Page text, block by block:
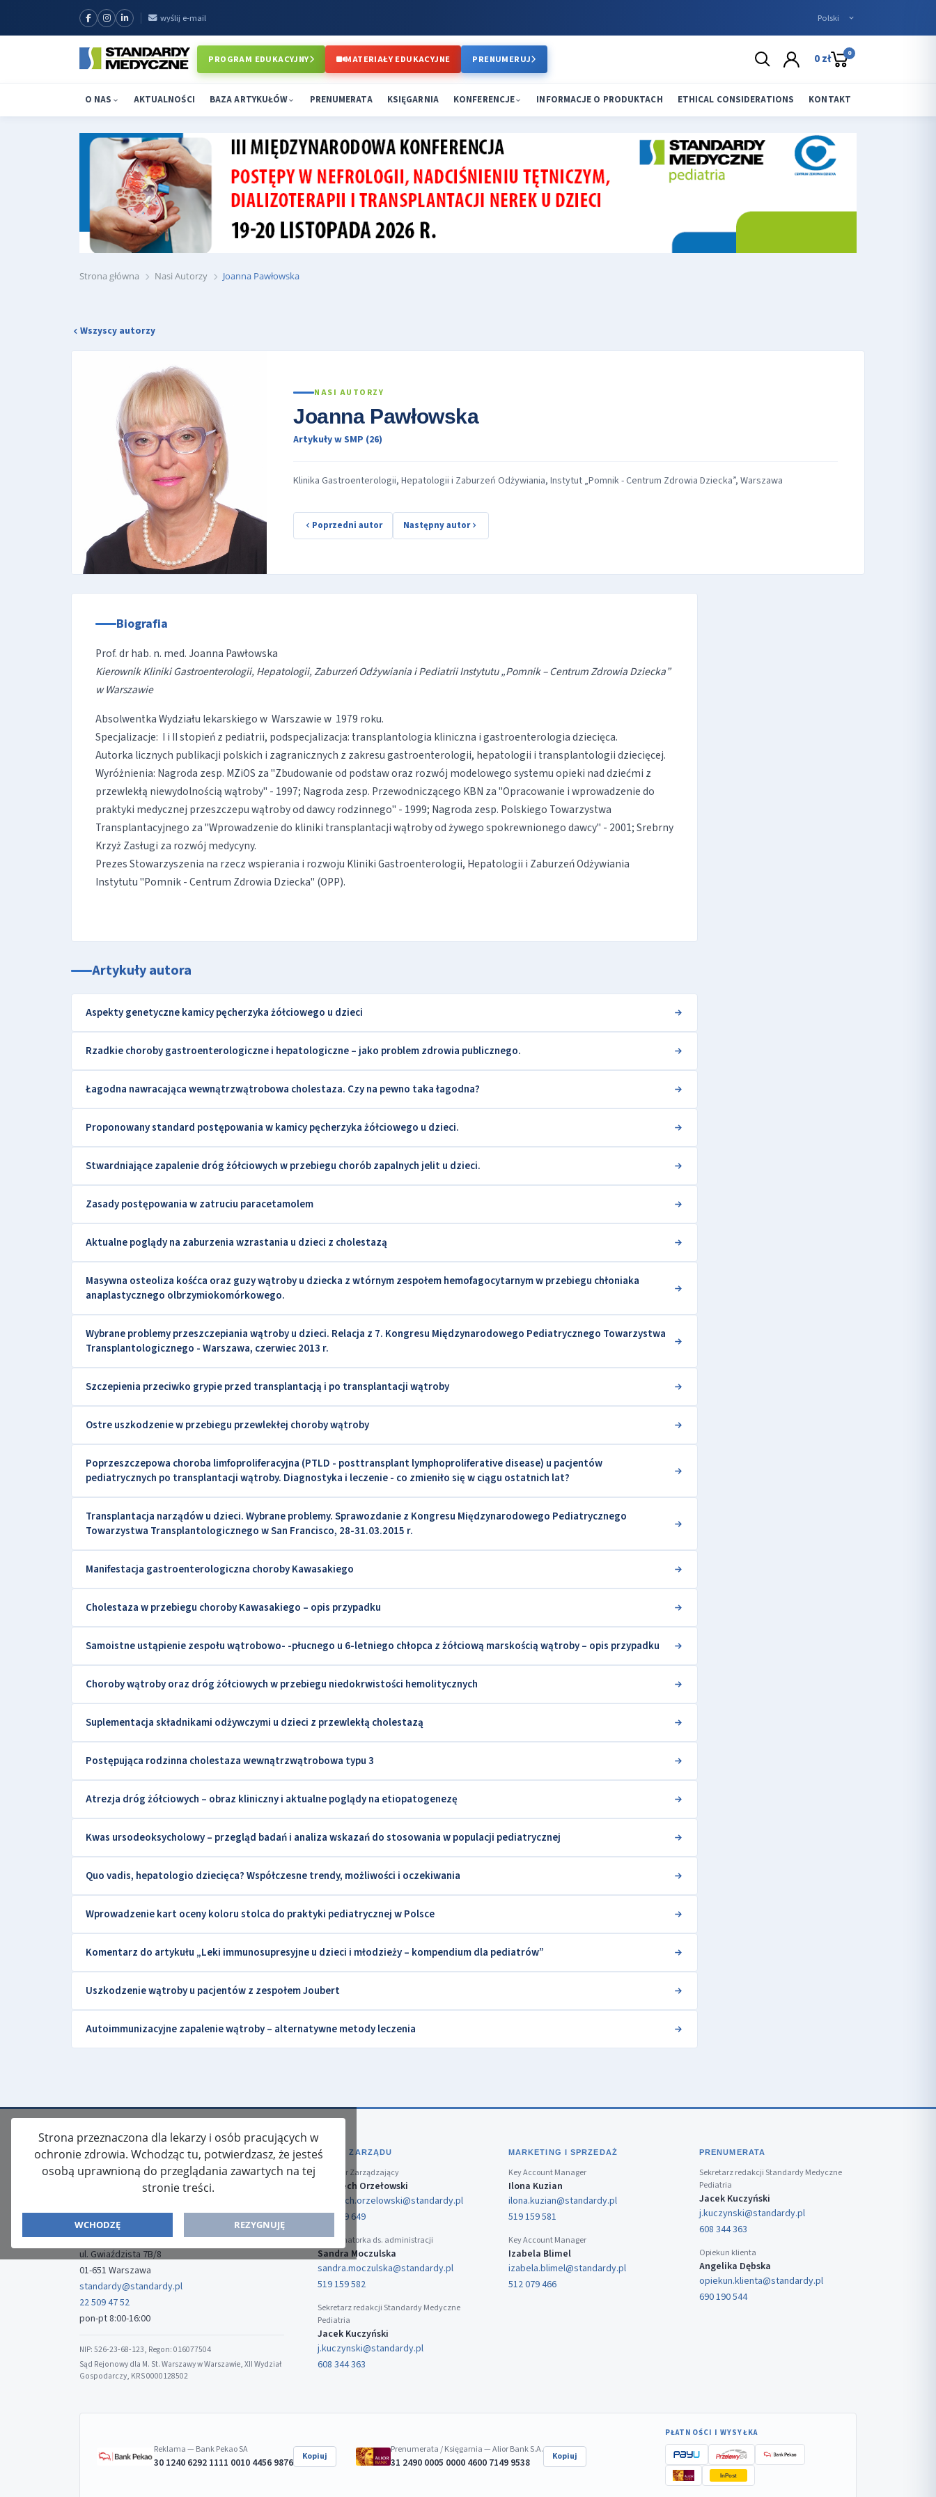
wyślij e-mail
PROGRAM EDUKACYJNY MATERIAŁY EDUKACYJNE PRENUMERUJ 0 zł 0
O NAS AKTUALNOŚCI BAZA ARTYKUŁÓW PRENUMERATA KSIĘGARNIA KONFERENCJE INFORMACJE O PRODUKTACH ETHICAL CONSIDERATIONS KONTAKT
Strona główna Nasi Autorzy Joanna Pawłowska
Wszyscy autorzy
NASI AUTORZY
Joanna Pawłowska
Artykuły w SMP (26)
Klinika Gastroenterologii, Hepatologii i Zaburzeń Odżywiania, Instytut „Pomnik - Centrum Zdrowia Dziecka”, Warszawa
Poprzedni autor Następny autor
Biografia
Prof. dr hab. n. med. Joanna Pawłowska
Kierownik Kliniki Gastroenterologii, Hepatologii, Zaburzeń Odżywiania i Pediatrii Instytutu „Pomnik – Centrum Zdrowia Dziecka”
w Warszawie
Absolwentka Wydziału lekarskiego w Warszawie w 1979 roku.
Specjalizacje: I i II stopień z pediatrii, podspecjalizacja: transplantologia kliniczna i gastroenterologia dziecięca.
Autorka licznych publikacji polskich i zagranicznych z zakresu gastroenterologii, hepatologii i transplantologii dziecięcej.
Wyróżnienia: Nagroda zesp. MZiOS za "Zbudowanie od podstaw oraz rozwój modelowego systemu opieki nad dziećmi z
przewlekłą niewydolnością wątroby" - 1997; Nagroda zesp. Przewodniczącego KBN za "Opracowanie i wprowadzenie do
praktyki medycznej przeszczepu wątroby od dawcy rodzinnego" - 1999; Nagroda zesp. Polskiego Towarzystwa
Transplantacyjnego za "Wprowadzenie do kliniki transplantacji wątroby od żywego spokrewnionego dawcy" - 2001; Srebrny
Krzyż Zasługi za rozwój medycyny.
Prezes Stowarzyszenia na rzecz wspierania i rozwoju Kliniki Gastroenterologii, Hepatologii i Zaburzeń Odżywiania
Instytutu "Pomnik - Centrum Zdrowia Dziecka" (OPP).
Artykuły autora
Aspekty genetyczne kamicy pęcherzyka żółciowego u dzieci
Rzadkie choroby gastroenterologiczne i hepatologiczne – jako problem zdrowia publicznego.
Łagodna nawracająca wewnątrzwątrobowa cholestaza. Czy na pewno taka łagodna?
Proponowany standard postępowania w kamicy pęcherzyka żółciowego u dzieci.
Stwardniające zapalenie dróg żółciowych w przebiegu chorób zapalnych jelit u dzieci.
Zasady postępowania w zatruciu paracetamolem
Aktualne poglądy na zaburzenia wzrastania u dzieci z cholestazą
Masywna osteoliza kośćca oraz guzy wątroby u dziecka z wtórnym zespołem hemofagocytarnym w przebiegu chłoniaka
anaplastycznego olbrzymiokomórkowego.
Wybrane problemy przeszczepiania wątroby u dzieci. Relacja z 7. Kongresu Międzynarodowego Pediatrycznego Towarzystwa
Transplantologicznego - Warszawa, czerwiec 2013 r.
Szczepienia przeciwko grypie przed transplantacją i po transplantacji wątroby
Ostre uszkodzenie w przebiegu przewlekłej choroby wątroby
Poprzeszczepowa choroba limfoproliferacyjna (PTLD - posttransplant lymphoproliferative disease) u pacjentów
pediatrycznych po transplantacji wątroby. Diagnostyka i leczenie - co zmieniło się w ciągu ostatnich lat?
Transplantacja narządów u dzieci. Wybrane problemy. Sprawozdanie z Kongresu Międzynarodowego Pediatrycznego
Towarzystwa Transplantologicznego w San Francisco, 28-31.03.2015 r.
Manifestacja gastroenterologiczna choroby Kawasakiego
Cholestaza w przebiegu choroby Kawasakiego – opis przypadku
Samoistne ustąpienie zespołu wątrobowo- -płucnego u 6-letniego chłopca z żółciową marskością wątroby – opis przypadku
Choroby wątroby oraz dróg żółciowych w przebiegu niedokrwistości hemolitycznych
Suplementacja składnikami odżywczymi u dzieci z przewlekłą cholestazą
Postępująca rodzinna cholestaza wewnątrzwątrobowa typu 3
Atrezja dróg żółciowych – obraz kliniczny i aktualne poglądy na etiopatogenezę
Kwas ursodeoksycholowy – przegląd badań i analiza wskazań do stosowania w populacji pediatrycznej
Quo vadis, hepatologio dziecięca? Współczesne trendy, możliwości i oczekiwania
Wprowadzenie kart oceny koloru stolca do praktyki pediatrycznej w Polsce
Komentarz do artykułu „Leki immunosupresyjne u dzieci i młodzieży – kompendium dla pediatrów”
Uszkodzenie wątroby u pacjentów z zespołem Joubert
Autoimmunizacyjne zapalenie wątroby – alternatywne metody leczenia
Strona przeznaczona dla lekarzy i osób pracujących w
ochronie zdrowia. Wchodząc tu, potwierdzasz, że jesteś
osobą uprawnioną do przeglądania zawartych na tej
stronie treści.
WCHODZĘ REZYGNUJĘ
ISSN: 2080-5438
Media-Press Sp. z o.o.
ul. Gwiaździsta 7B/8
01-651 Warszawa
standardy@standardy.pl
22 509 47 52
pon-pt 8:00-16:00
NIP: 526-23-68-123, Regon: 016077504
Sąd Rejonowy dla M. St. Warszawy w Warszawie, XII Wydział
Gospodarczy, KRS 0000128502
BIURO ZARZĄDU
Dyrektor Zarządzający
Wojciech Orzełowski
wojciech.orzelowski@standardy.pl
519 159 649
Koordynatorka ds. administracji
Sandra Moczulska
sandra.moczulska@standardy.pl
519 159 582
Sekretarz redakcji Standardy Medyczne
Pediatria
Jacek Kuczyński
j.kuczynski@standardy.pl
608 344 363
MARKETING I SPRZEDAŻ
Key Account Manager
Ilona Kuzian
ilona.kuzian@standardy.pl
519 159 581
Key Account Manager
Izabela Blimel
izabela.blimel@standardy.pl
512 079 466
PRENUMERATA
Sekretarz redakcji Standardy Medyczne
Pediatria
Jacek Kuczyński
j.kuczynski@standardy.pl
608 344 363
Opiekun klienta
Angelika Dębska
opiekun.klienta@standardy.pl
690 190 544
Reklama — Bank Pekao SA
30 1240 6292 1111 0010 4456 9876 Kopiuj
Prenumerata / Księgarnia — Alior Bank S.A.
31 2490 0005 0000 4600 7149 9538 Kopiuj
PŁATNOŚCI I WYSYŁKA
InPost